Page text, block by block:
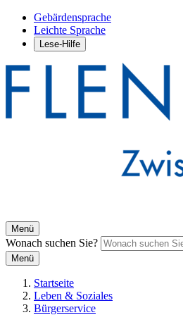
Gebärdensprache
Leichte Sprache
Lese-Hilfe
Menü
Wonach suchen Sie?
Menü
Startseite
Leben & Soziales
Bürgerservice